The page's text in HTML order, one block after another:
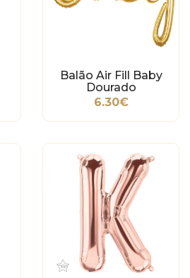
Balão Air Fill Baby
Dourado
6.30€